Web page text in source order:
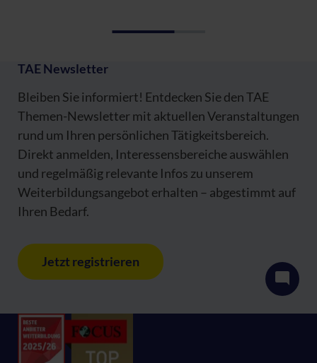
TAE Newsletter
Bleiben Sie informiert! Entdecken Sie den TAE
Themen-Newsletter mit aktuellen Veranstaltungen
rund um Ihren persönlichen Tätigkeitsbereich.
Direkt anmelden, Interessensbereiche auswählen
und regelmäßig relevante Infos zu unserem
Weiterbildungsangebot erhalten – abgestimmt auf
Ihren Bedarf.
Jetzt registrieren